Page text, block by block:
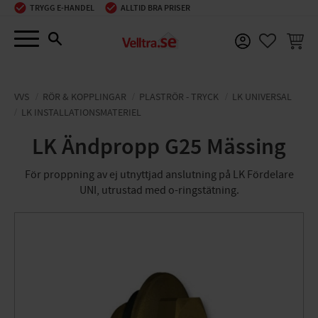
Meny
TRYGG E-HANDEL ALLTID BRA PRISER
VVS RÖR & KOPPLINGAR PLASTRÖR - TRYCK
LK UNIVERSAL
LK INSTALLATIONSMATERIEL
LK Ändpropp G25 Mässing
För proppning av ej utnyttjad anslutning på LK Fördelare
UNI, utrustad med o-ringstätning.